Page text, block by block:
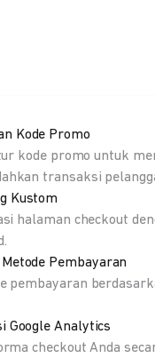
Kode Promo
kode promo untuk
transaksi
Kustom
halaman checkout
Pembayaran
pembayaran
Google Analytics
checkout Anda